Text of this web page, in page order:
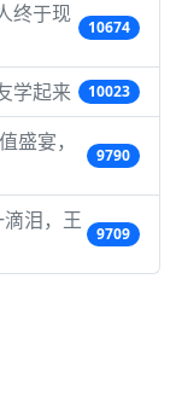
终于现
10674
学起来 10023
盛宴，
9790
泪，王
9709